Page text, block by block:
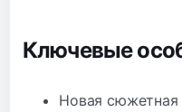
Ключевые
Новая сюжетная